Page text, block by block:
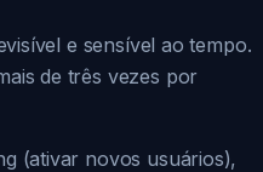
e sensível ao tempo.
de três vezes por
(ativar novos usuários),